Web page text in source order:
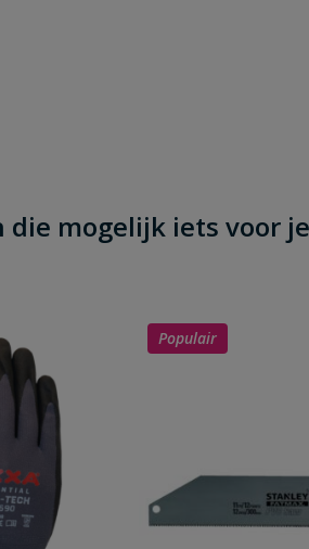
mogelijk iets voor
Populair